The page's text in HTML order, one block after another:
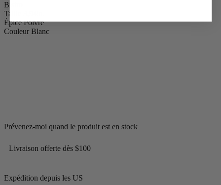
Bistro
Taille
Épice Poivre
Couleur Blanc
Prévenez-moi quand le produit est en stock
Livraison offerte dès $100
Expédition depuis les US